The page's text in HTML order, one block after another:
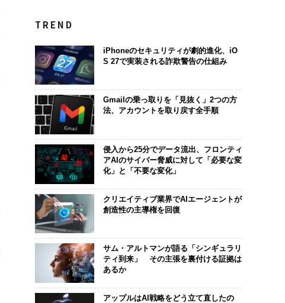
TREND
iPhoneのセキュリティが劇的進化、iO
S 27で実装される詐欺警告の仕組み
Gmailの乗っ取りを「見抜く」2つの方
法、アカウントを取り戻す全手順
侵入から25分でデータ流出、フロンティ
アAIのサイバー脅威に対して「必要な変
化」と「不要な変化」
クリエイティブ業界でAIエージェントが
創造性の主導権を回復
サム・アルトマンが語る「シンギュラリ
ティ到来」 その主張を裏付ける証拠は
あるか
アップルはAI戦略をどう立て直したの